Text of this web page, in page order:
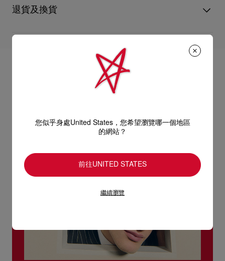
尺寸：
UPS標準服務：3至6個工作天內免費送貨
UPS特快專遞：費用為15英鎊，1至3個工作天內送貨（限下午4
包裹於星期一至五派送，必須簽收。
估計送貨時間由發貨日期起計算。
部分地區可能需要額外的送貨時間。
退貨及換貨
送貨日期起計30天內可以免費退換。
換貨視乎產品存貨而定，請聯絡客戶服務專員。
專門店恕不處理退貨或換貨要求。
退回的產品必須完好無損，紅鞋底亦沒有任何污漬。
瀏覽退貨政策。
您似乎身處United States，您希望瀏覽哪一個地區
的網站？
前往UNITED STATES
繼續瀏覽